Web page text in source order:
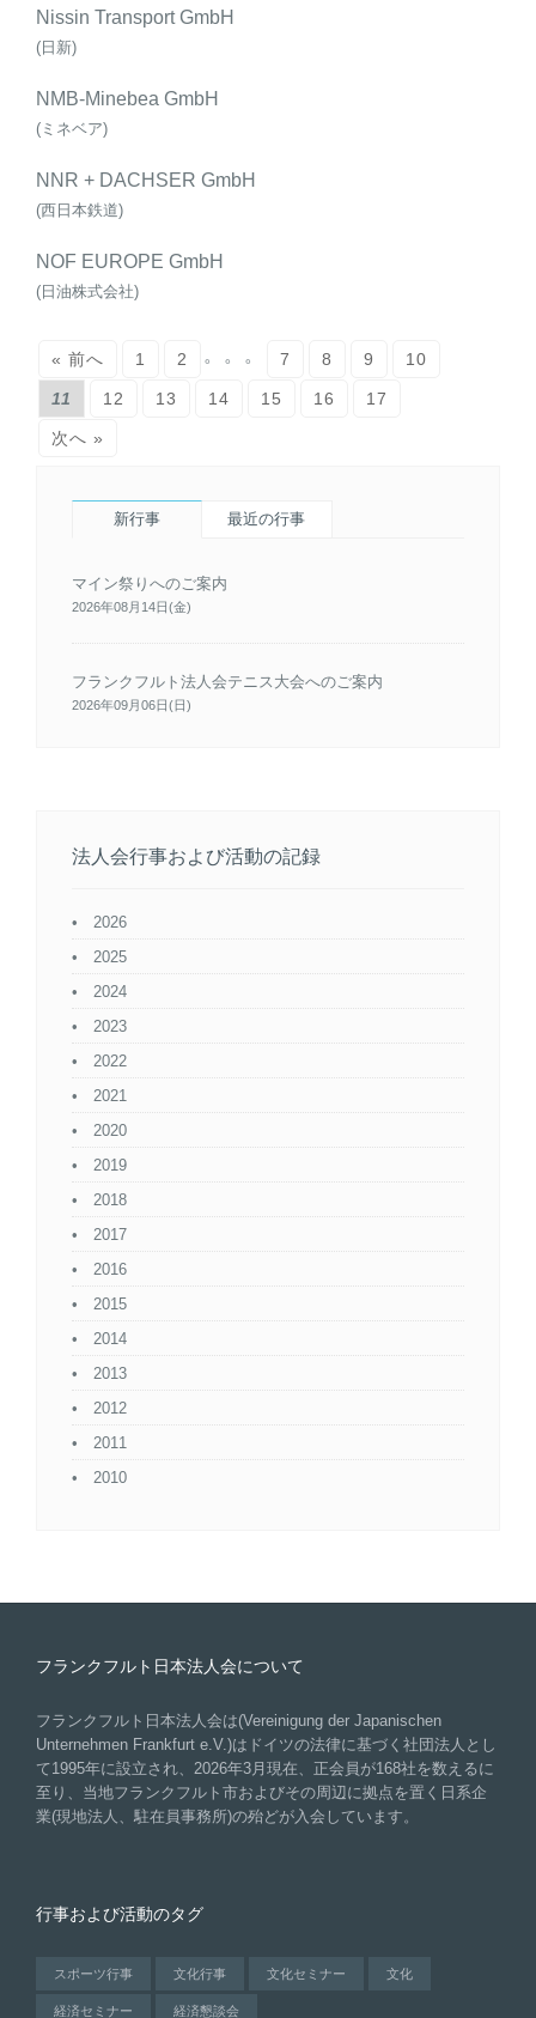
Nissin Transport GmbH
(日新)
NMB-Minebea GmbH
(ミネベア)
NNR + DACHSER GmbH
(西日本鉄道)
NOF EUROPE GmbH
(日油株式会社)
« 前へ 1 2 。。。 7 8 9 10
11 12 13 14 15 16 17
次へ »
新行事 最近の行事
マイン祭りへのご案内
2026年08月14日(金)
フランクフルト法人会テニス大会へのご案内
2026年09月06日(日)
法人会行事および活動の記録
2026
2025
2024
2023
2022
2021
2020
2019
2018
2017
2016
2015
2014
2013
2012
2011
2010
フランクフルト日本法人会について
フランクフルト日本法人会は(Vereinigung der Japanischen
Unternehmen Frankfurt e.V.)はドイツの法律に基づく社団法人とし
て1995年に設立され、2026年3月現在、正会員が168社を数えるに
至り、当地フランクフルト市およびその周辺に拠点を置く日系企
業(現地法人、駐在員事務所)の殆どが入会しています。
行事および活動のタグ
スポーツ行事 文化行事 文化セミナー 文化
経済セミナー 経済懇談会